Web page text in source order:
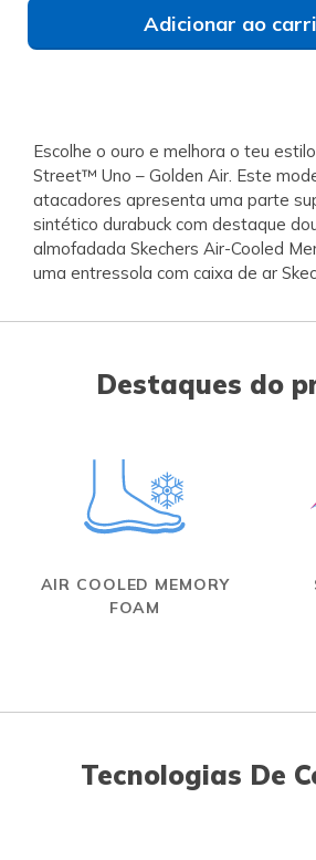
Adicionar ao
Escolhe o ouro e melhora o teu
Street™ Uno – Golden Air. Este
atacadores apresenta uma parte
sintético durabuck com destaque
almofadada Skechers Air-Cooled
uma entressola com caixa de ar
Destaques do
AIR COOLED MEMORY
FOAM
Tecnologias De